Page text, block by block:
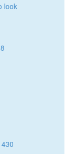
look